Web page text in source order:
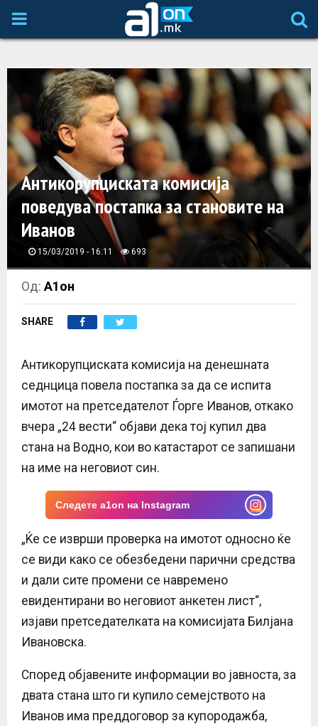
P
I
M
A
R
M
E
N
U
Антикорупциската комисија
поведува постапка за становите на
Иванов
15/03/2019 - 16:11 693
Од:А1он
SHARE
Антикорупциската комисија на денешната
седнцица повела постапка за да се испита
имотот на претседателот Ѓорге Иванов, откако
вчера „24 вести“ објави дека тој купил два
стана на Водно, кои во катастарот се запишани
на име на неговиот син.
Следете a1on на Instagram
„Ќе се изврши проверка на имотот односно ќе
се види како се обезбедени парични средства
и дали сите промени се навремено
евидентирани во неговиот анкетен лист“,
изјави претседателката на комисијата Билјана
Ивановска.
Според објавените информации во јавноста, за
двата стана што ги купило семејството на
Иванов има преддоговор за купородажба,